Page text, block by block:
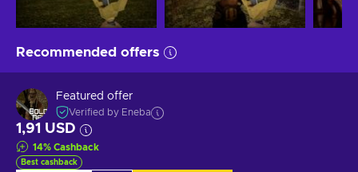
Recommended offers
Featured offer
Verified by Eneba
1,91 USD
14% Cashback
Best cashback